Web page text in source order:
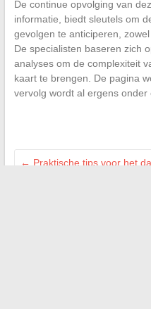
De continue opvolging van
informatie, biedt sleutels om
gevolgen te anticiperen,
De specialisten baseren zich
analyses om de complexiteit
kaart te brengen. De pagina
vervolg wordt al ergens onder
← Praktische tips voor het